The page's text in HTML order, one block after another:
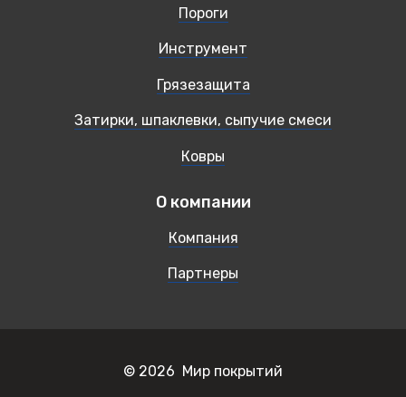
Пороги
Инструмент
Грязезащита
Затирки, шпаклевки, сыпучие смеси
Ковры
О компании
Компания
Партнеры
© 2026 Мир покрытий